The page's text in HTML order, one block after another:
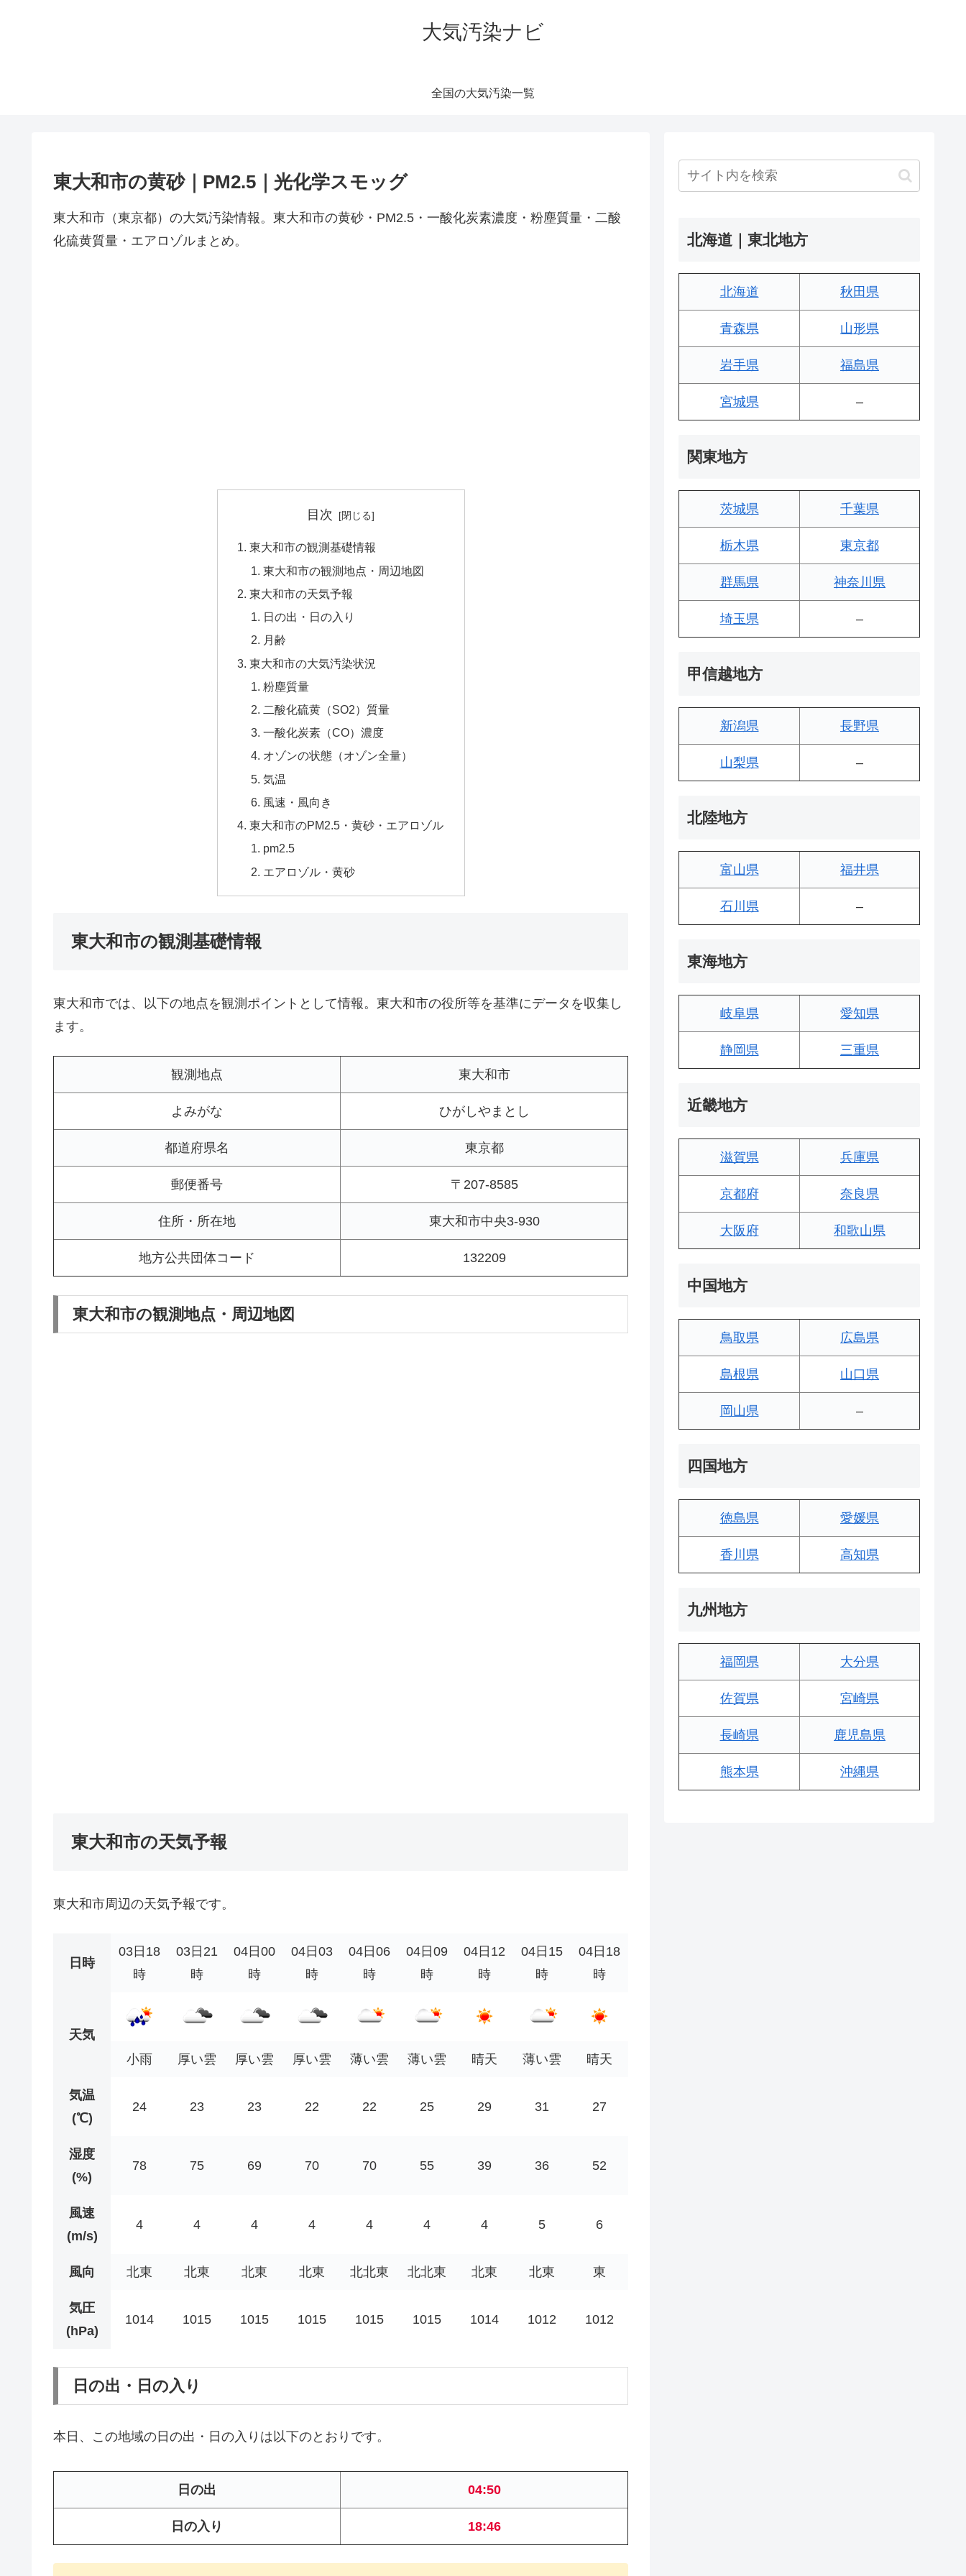
大気汚染ナビ
全国の大気汚染一覧
東大和市の黄砂｜PM2.5｜光化学スモッグ
東大和市（東京都）の大気汚染情報。東大和市の黄砂・PM2.5・一酸化炭素濃度・粉塵質量・二酸
化硫黄質量・エアロゾルまとめ。
目次
東大和市の観測基礎情報
東大和市の観測地点・周辺地図
東大和市の天気予報
日の出・日の入り
月齢
東大和市の大気汚染状況
粉塵質量
二酸化硫黄（SO2）質量
一酸化炭素（CO）濃度
オゾンの状態（オゾン全量）
気温
風速・風向き
東大和市のPM2.5・黄砂・エアロゾル
pm2.5
エアロゾル・黄砂
東大和市の観測基礎情報
東大和市では、以下の地点を観測ポイントとして情報。東大和市の役所等を基準にデータを収集し
ます。
観測地点 東大和市
よみがな ひがしやまとし
都道府県名 東京都
郵便番号 〒207-8585
住所・所在地 東大和市中央3-930
地方公共団体コード 132209
東大和市の観測地点・周辺地図
東大和市の天気予報
東大和市周辺の天気予報です。
日時
03日18
時
03日21
時
04日00
時
04日03
時
04日06
時
04日09
時
04日12
時
04日15
時
04日18
時
天気
小雨
厚い雲 厚い雲 厚い雲 薄い雲 薄い雲 晴天 薄い雲 晴天
気温
(℃)
24 23 23 22 22 25 29 31 27
湿度
(%)
78 75 69 70 70 55 39 36 52
風速
(m/s)
4 4 4 4 4 4 4 5 6
風向 北東 北東 北東 北東 北北東 北北東 北東 北東 東
気圧
(hPa)
1014 1015 1015 1015 1015 1015 1014 1012 1012
日の出・日の入り
本日、この地域の日の出・日の入りは以下のとおりです。
日の出 04:50
日の入り 18:46
北海道｜東北地方
北海道 秋田県
青森県 山形県
岩手県 福島県
宮城県 –
関東地方
茨城県 千葉県
栃木県 東京都
群馬県 神奈川県
埼玉県 –
甲信越地方
新潟県 長野県
山梨県 –
北陸地方
富山県 福井県
石川県 –
東海地方
岐阜県 愛知県
静岡県 三重県
近畿地方
滋賀県 兵庫県
京都府 奈良県
大阪府 和歌山県
中国地方
鳥取県 広島県
島根県 山口県
岡山県 –
四国地方
徳島県 愛媛県
香川県 高知県
九州地方
福岡県 大分県
佐賀県 宮崎県
長崎県 鹿児島県
熊本県 沖縄県